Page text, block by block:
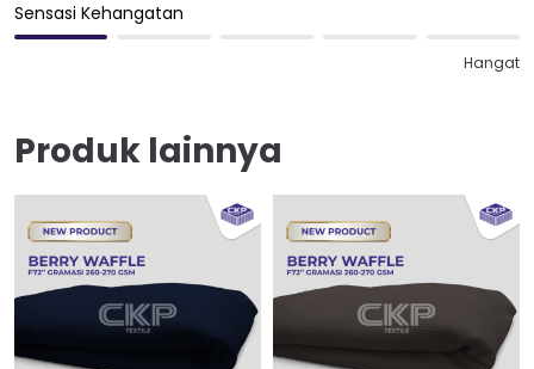
Sensasi Kehangatan
Hangat
Produk lainnya